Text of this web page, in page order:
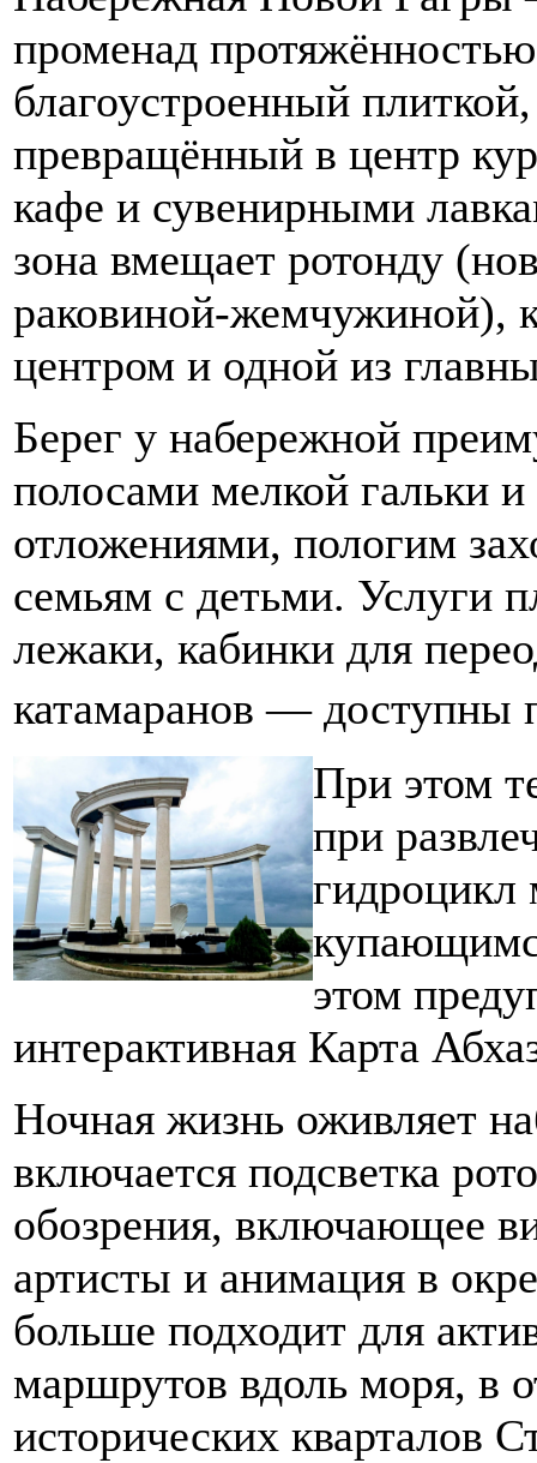
променад
благоустроенный
превращённый в центр
кафе и сувенирными
зона вмещает ротонду
раковиной‑жемчужиной),
центром и одной из
Берег у набережной
полосами мелкой гальки
отложениями, пологим
семьям с детьми. Услуги
лежаки, кабинки для
катамаранов — доступны
При этом
при
гидроцикл
этом
интерактивная Карта
Ночная жизнь оживляет
включается подсветка
обозрения, включающее
артисты и анимация в
больше подходит для
маршрутов вдоль моря, в
исторических кварталов